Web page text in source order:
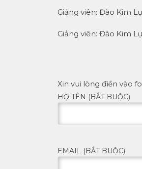
Giảng viên: Đào Kim
Giảng viên: Đào Kim
Xin vui lòng điền vào
HỌ TÊN (BẮT BUỘC)
EMAIL (BẮT BUỘC)